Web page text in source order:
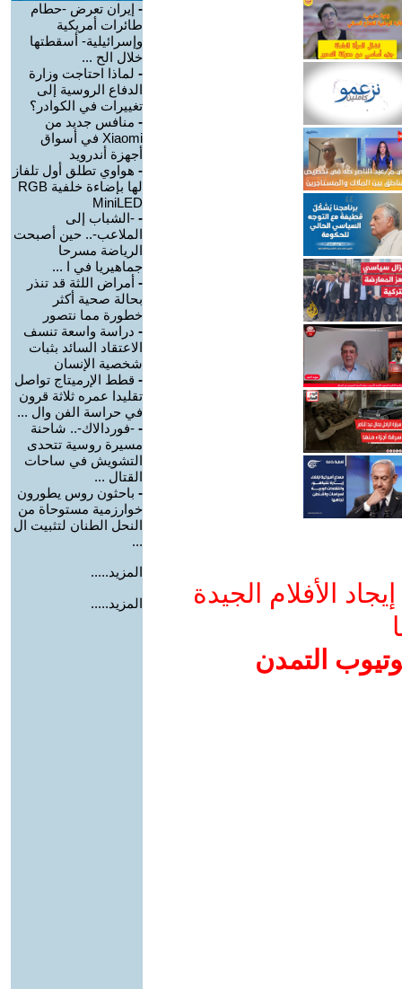
الأفلام الجيدة
التمدن
- إيران تعرض -حطام
طائرات أمريكية
وإسرائيلية- أسقطتها
خلال الح ...
- لماذا احتاجت وزارة
الدفاع الروسية إلى
تغييرات في الكوادر؟
- منافس جديد من
Xiaomi في أسواق
أجهزة أندرويد
- هواوي تطلق أول تلفاز
لها بإضاءة خلفية RGB
MiniLED
- -الشباب إلى
الملاعب-.. حين أصبحت
الرياضة مسرحا
جماهيريا في ا ...
- أمراض اللثة قد تنذر
بحالة صحية أكثر
خطورة مما نتصور
- دراسة واسعة تنسف
الاعتقاد السائد بثبات
شخصية الإنسان
- قطط الإرميتاج تواصل
تقليدا عمره ثلاثة قرون
في حراسة الفن وال ...
- -فوردالاك-.. شاحنة
مسيرة روسية تتحدى
التشويش في ساحات
القتال ...
- باحثون روس يطورون
خوارزمية مستوحاة من
النحل الطنان لتثبيت ال
...
المزيد.....
المزيد.....